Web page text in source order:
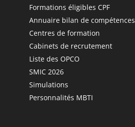
Formations éligibles CPF
Annuaire bilan de compétences
Centres de formation
Cabinets de recrutement
Liste des OPCO
SMIC 2026
Simulations
Personnalités MBTI